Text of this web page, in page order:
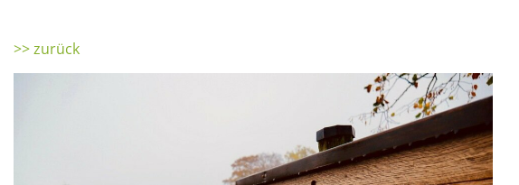
>> zurück